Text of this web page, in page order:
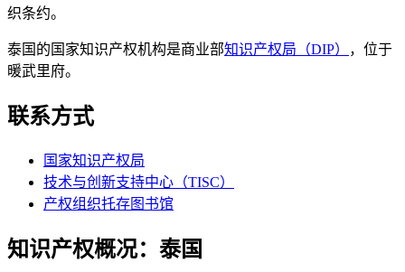
织条约。
泰国的国家知识产权机构是商业部知识产权局（DIP）
，位于
暖武里府。
联系方式
国家知识产权局
技术与创新支持中心（TISC）
产权组织托存图书馆
知识产权概况：泰国